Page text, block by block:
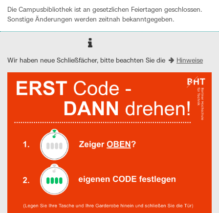
Die Campusbibliothek ist an gesetzlichen Feiertagen geschlossen.
Sonstige Änderungen werden zeitnah bekanntgegeben.
Wir haben neue Schließfächer, bitte beachten Sie die Hinweise